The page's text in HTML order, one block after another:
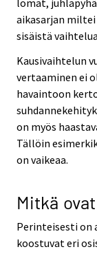
aikasarjan
sisäistä
Kausivaihtelun
vertaaminen ei
havaintoon
on myös
Tällöin
on vaikeaa.
Mitkä
Perinteisesti on
koostuvat eri